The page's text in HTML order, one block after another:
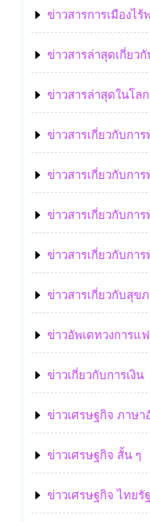
ข่าวสารการเมืองไ
ข่าวสารล่าสุดเกี่ยวกั
ข่าวสารล่าสุดในโล
ข่าวสารเกี่ยวกับกา
ข่าวสารเกี่ยวกับกา
ข่าวสารเกี่ยวกับกา
ข่าวสารเกี่ยวกับกา
ข่าวสารเกี่ยวกับสุข
ข่าวอัพเดทวงการแ
ข่าวเกี่ยวกับการเงิน
ข่าวเศรษฐกิจ ภาษา
ข่าวเศรษฐกิจ สั้น ๆ
ข่าวเศรษฐกิจ ไทยรัฐ